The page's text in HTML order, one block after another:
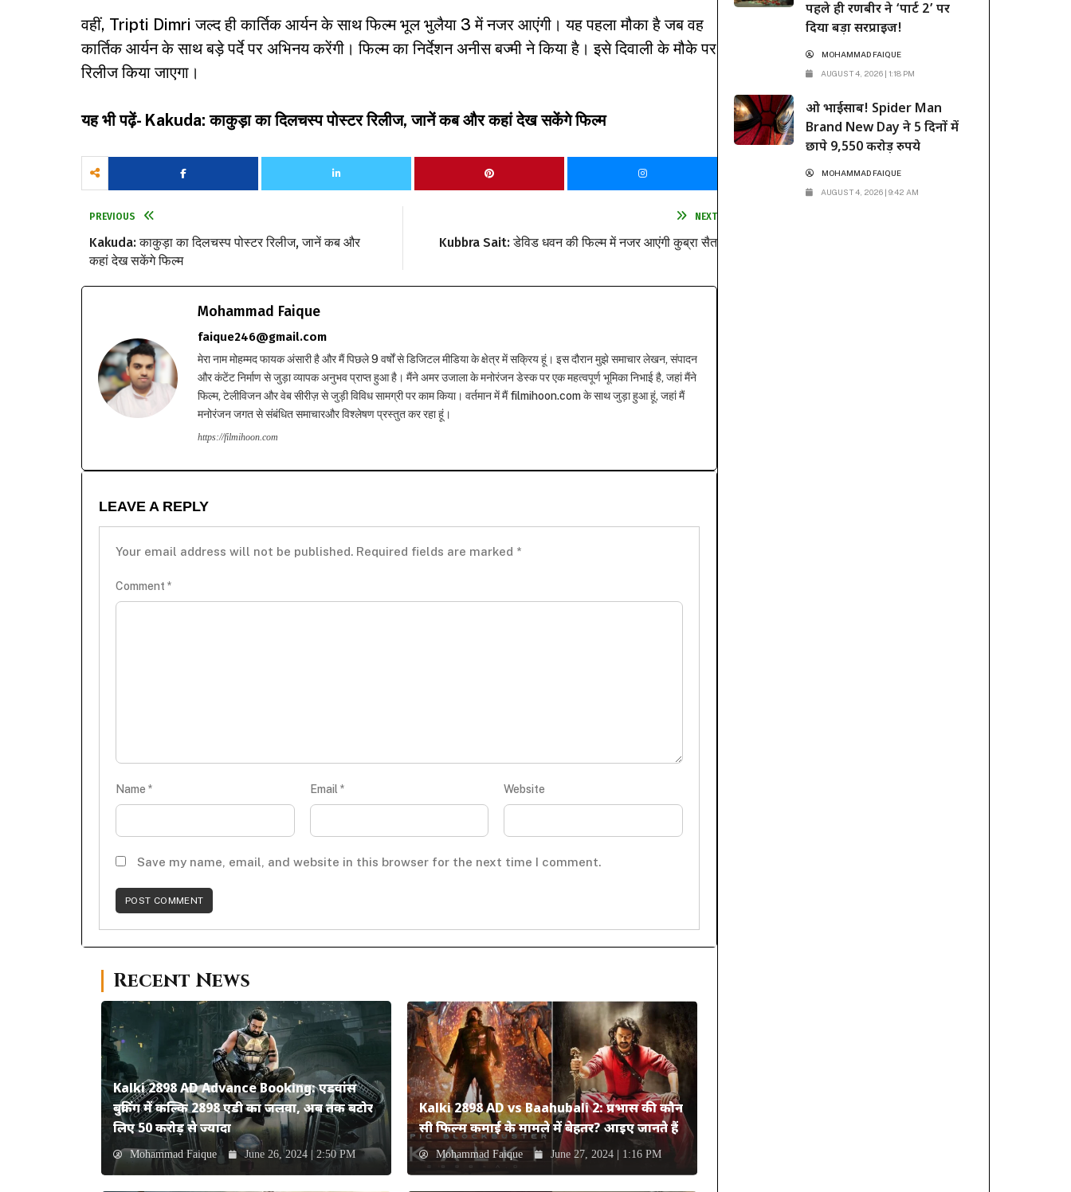
वहीं, Tripti Dimri जल्द ही कार्तिक आर्यन के साथ फिल्म भूल भुलैया 3 में नजर आएंगी। यह पहला मौका है जब वह
कार्तिक आर्यन के साथ बड़े पर्दे पर अभिनय करेंगी। फिल्म का निर्देशन अनीस बज्मी ने किया है। इसे दिवाली के मौके पर
रिलीज किया जाएगा।
यह भी पढ़ें- Kakuda: काकुड़ा का दिलचस्प पोस्टर रिलीज, जानें कब और कहां देख सकेंगे फिल्म
PREVIOUS
Kakuda: काकुड़ा का दिलचस्प पोस्टर रिलीज, जानें कब और
कहां देख सकेंगे फिल्म
NEXT
Kubbra Sait: डेविड धवन की फिल्म में नजर आएंगी कुब्रा सैत
Mohammad Faique
faique246@gmail.com
मेरा नाम मोहम्मद फायक अंसारी है और मैं पिछले 9 वर्षों से डिजिटल मीडिया के क्षेत्र में सक्रिय हूं। इस दौरान मुझे समाचार लेखन, संपादन
और कंटेंट निर्माण से जुड़ा व्यापक अनुभव प्राप्त हुआ है। मैंने अमर उजाला के मनोरंजन डेस्क पर एक महत्वपूर्ण भूमिका निभाई है, जहां मैंने
फिल्म, टेलीविजन और वेब सीरीज़ से जुड़ी विविध सामग्री पर काम किया। वर्तमान में मैं filmihoon.com के साथ जुड़ा हुआ हूं, जहां मैं
मनोरंजन जगत से संबंधित समाचारऔर विश्लेषण प्रस्तुत कर रहा हूं।
https://filmihoon.com
LEAVE A REPLY
Your email address will not be published. Required fields are marked *
Comment *
Name * Email * Website
Save my name, email, and website in this browser for the next time I comment.
Recent News
Kalki 2898 AD Advance Booking: एडवांस
बुकिंग में कल्कि 2898 एडी का जलवा, अब तक बटोर
लिए 50 करोड़ से ज्यादा
Mohammad Faique June 26, 2024 | 2:50 PM
Kalki 2898 AD vs Baahubali 2: प्रभास की कौन
सी फिल्म कमाई के मामले में बेहतर? आइए जानते हैं
Mohammad Faique June 27, 2024 | 1:16 PM
पहले ही रणबीर ने ‘पार्ट 2’ पर
दिया बड़ा सरप्राइज!
MOHAMMAD FAIQUE
AUGUST 4, 2026 | 1:18 PM
ओ भाईसाब! Spider Man
Brand New Day ने 5 दिनों में
छापे 9,550 करोड़ रुपये
MOHAMMAD FAIQUE
AUGUST 4, 2026 | 9:42 AM